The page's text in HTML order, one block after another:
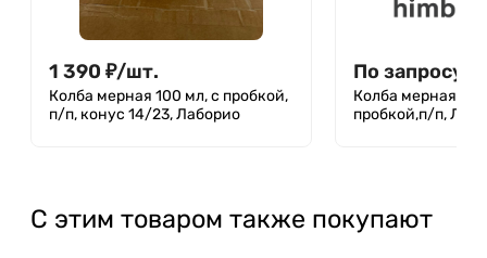
1 390 ₽/шт.
Колба мерная 100 мл, с пробкой,
п/п, конус 14/23, Лаборио
По запросу
Колба мерная 50
пробкой,п/п,
С этим товаром также покупают